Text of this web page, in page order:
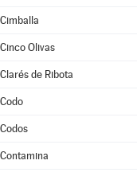
Cimballa
Cinco Olivas
Clarés de Ribota
Codo
Codos
Contamina